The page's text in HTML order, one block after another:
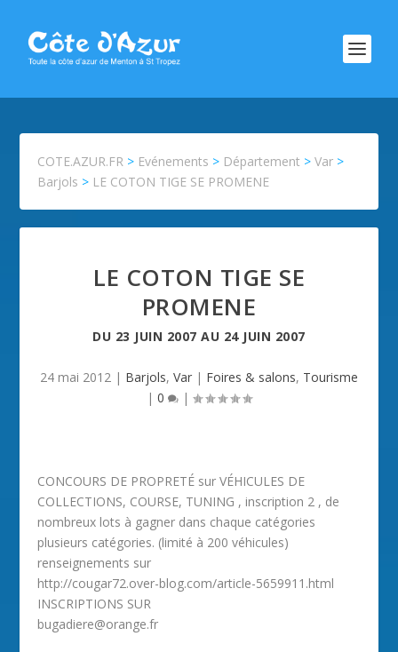
COTE.AZUR.FR > Evénements > Département >Var >
Barjols > LE COTON TIGE SE PROMENE
LE COTON TIGE SE
PROMENE
DU 23 JUIN 2007 AU 24 JUIN 2007
24 mai 2012 | Barjols, Var | Foires & salons, Tourisme
| 0 |
CONCOURS DE PROPRETÉ sur VÉHICULES DE
COLLECTIONS, COURSE, TUNING , inscription 2 , de
nombreux lots à gagner dans chaque catégories
plusieurs catégories. (limité à 200 véhicules)
renseignements sur
http://cougar72.over-blog.com/article-5659911.html
INSCRIPTIONS SUR
bugadiere@orange.fr